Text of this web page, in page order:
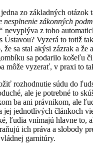
zo základných otázok
nesplnenie zákonných
nevyplýva z toho
Ústavou? Vyzerá to totiž
sa stal akýsi zázrak a že
sa podarilo košeľu
môže vyzerať, v praxi to
rozhodnutie súdu do
ale je potrebné to
ba ani právnikom, ale
jej jednotlivých článkoch
ľudia vnímajú hlavne to,
ich práva a slobody
garnitúry.